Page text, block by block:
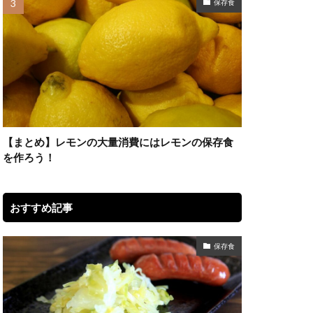
保存食
【まとめ】レモンの大量消費にはレモンの保存食
を作ろう！
おすすめ記事
保存食